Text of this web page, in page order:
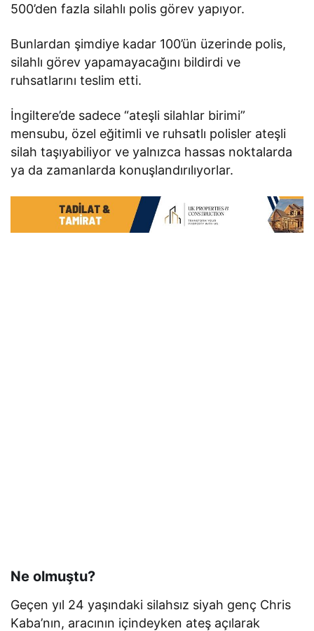
500’den fazla silahlı polis görev yapıyor.
Bunlardan şimdiye kadar 100’ün üzerinde polis,
silahlı görev yapamayacağını bildirdi ve
ruhsatlarını teslim etti.
İngiltere’de sadece “ateşli silahlar birimi”
mensubu, özel eğitimli ve ruhsatlı polisler ateşli
silah taşıyabiliyor ve yalnızca hassas noktalarda
ya da zamanlarda konuşlandırılıyorlar.
Ne olmuştu?
Geçen yıl 24 yaşındaki silahsız siyah genç Chris
Kaba’nın, aracının içindeyken ateş açılarak